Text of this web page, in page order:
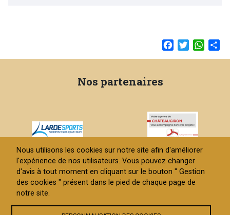
FacebookTwitter
Nos partenaires
Nous utilisons les cookies sur notre site afin d'améliorer
l'expérience de nos utilisateurs. Vous pouvez changer
d'avis à tout moment en cliquant sur le bouton " Gestion
des cookies " présent dans le pied de chaque page de
notre site.